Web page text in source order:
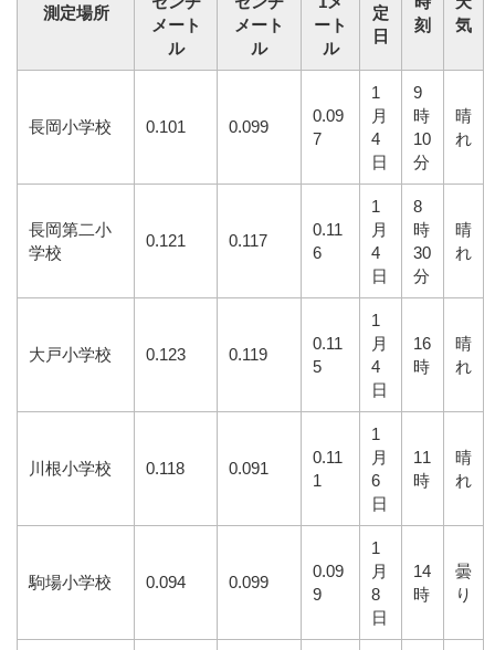
測定場所
メート
ル
メート
ル
ート
ル
定
日
刻
気
長岡小学校 0.101 0.099
0.09
7
1
月
4
日
9
時
10
分
晴
れ
長岡第二小
学校
0.121 0.117
0.11
6
1
月
4
日
8
時
30
分
晴
れ
大戸小学校 0.123 0.119
0.11
5
1
月
4
日
16
時
晴
れ
川根小学校 0.118 0.091
0.11
1
1
月
6
日
11
時
晴
れ
駒場小学校 0.094 0.099
0.09
9
1
月
8
日
14
時
曇
り